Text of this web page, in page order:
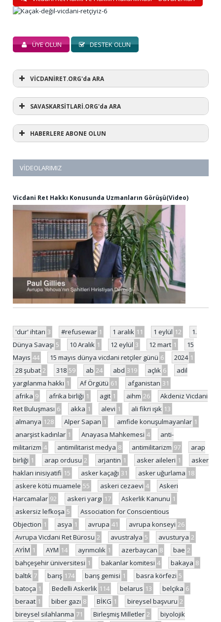
ÜYE OLUN DESTEK OLUN
VİCDANİRET.ORG'da ARA
SAVASKARSİTLARİ.ORG'da ARA
HABERLERE ABONE OLUN
VIDEOLARIMIZ
Vicdani Ret Hakkı Konusunda Uzmanların Görüşü(Video)
'dur' ihtarı 3 #refusewar 1 1 aralık 11 1 eylül 12
1.
Dünya Savaşı 5 10 Aralık 1 12 eylül 3 12 mart 1
15
Mayıs 44 15 mayıs dünya vicdani retçiler günü 6 2024 1
28 şubat 2 318 59 ab 24 abd 319 açlık 6
adil
yargılanma hakkı 1 Af Örgütü 61 afganistan 31
afrika 9 afrika birliği 1 agit 1 aihm 26
Akdeniz Vicdani
Ret Buluşması 6 akka 1 alevi 1 ali fikri ışık 13
almanya 128 Alper Sapan 1 amfide konuşulmayanlar 1
anarşist kadınlar 1 Anayasa Mahkemesi 4
anti-
militarizm 4 antimilitarist medya 8 antimilitarizm 97
arap
birliği 1 arap ordusu 2 arjantin 1 asker aileleri 1
asker
hakları inisiyatifi 15 asker kaçağı 31 asker uğurlama 18
askere kötü muamele 55 askeri cezaevi 4
Askeri
Harcamalar 92 askeri yargı 17 Askerlik Kanunu 1
askersiz lefkoşa 5
Association for Conscientious
Objection 1 asya 1 avrupa 41 avrupa konseyi 26
Avrupa Vicdani Ret Bürosu 2 avustralya 5 avusturya 2
AYİM 1 AYM 14 ayrımcılık 1 azerbaycan 8 bae 2
bahçeşehir üniversitesi 1 bakanlar komitesi 4 bakaya 8
baltık 7 barış 174 barış gemisi 1 basra körfezi 5
batoça 1 Bedelli Askerlik 114 belarus 13 belçika 6
beraat 1 biber gazı 8 BİKG 1 bireysel başvuru 2
bireysel silahlanma 71 Birleşmiş Milletler 2
biyolojik